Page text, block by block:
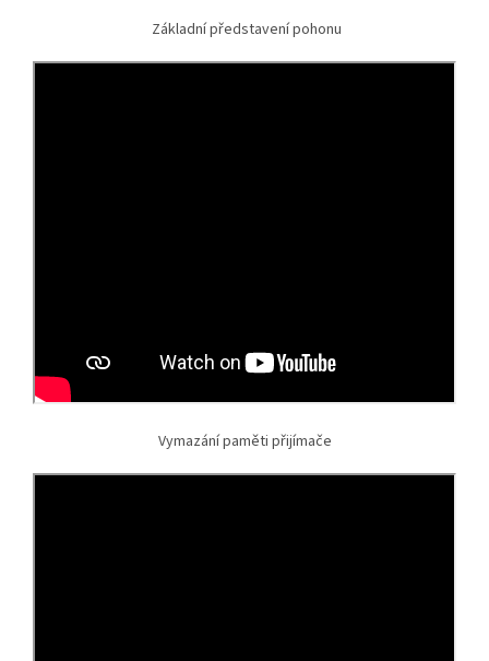
Základní představení pohonu
Vymazání paměti přijímače